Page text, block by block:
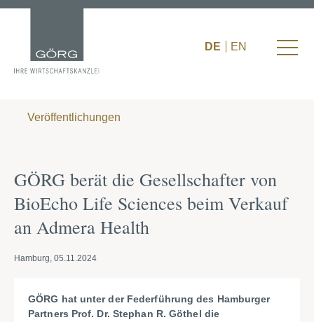
DE EN
Veröffentlichungen
GÖRG berät die Gesellschafter von
BioEcho Life Sciences beim Verkauf
an Admera Health
Hamburg, 05.11.2024
GÖRG hat unter der Federführung des Hamburger
Partners Prof. Dr. Stephan R. Göthel die